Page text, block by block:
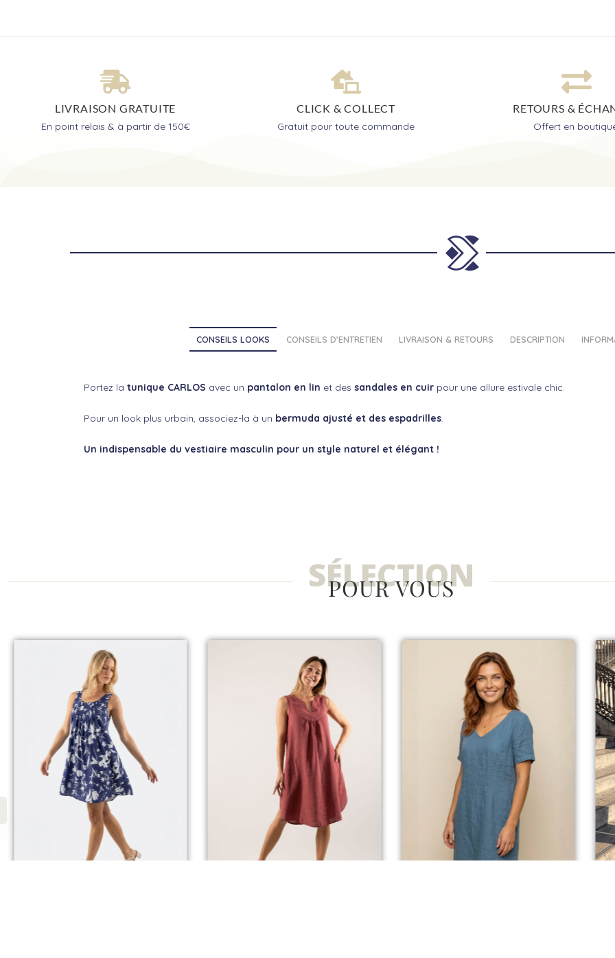
LIVRAISON GRATUITE
En point relais & à partir de 150€
CLICK & COLLECT
Gratuit pour toute commande
RETOURS &
Offert en
CONSEILS LOOKS CONSEILS D’ENTRETIEN LIVRAISON & RETOURS DESCRIPTION
Portez la tunique CARLOS avec un pantalon en lin et des sandales en cuir pour une allure estivale chic.
Pour un look plus urbain, associez-la à un bermuda ajusté et des espadrilles.
Un indispensable du vestiaire masculin pour un style naturel et élégant !
SÉLECTION
POUR VOUS